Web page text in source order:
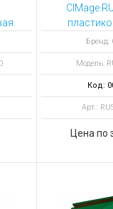
CIMage
цвет
Бренд:
Модель:
Код:
Арт.:
Цена по